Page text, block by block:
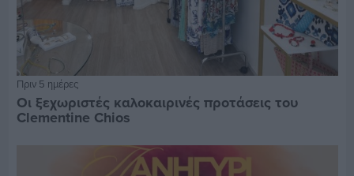
Πριν 5 ημέρες
Οι ξεχωριστές καλοκαιρινές προτάσεις του
Clementine Chios